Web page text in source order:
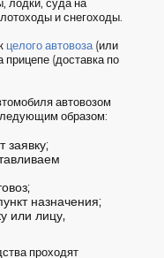
лодки, суда на
и снегоходы.
целого автовоза(или
прицепе (доставка по
автовозом
образом:
назначения;
или лицу,
проходят